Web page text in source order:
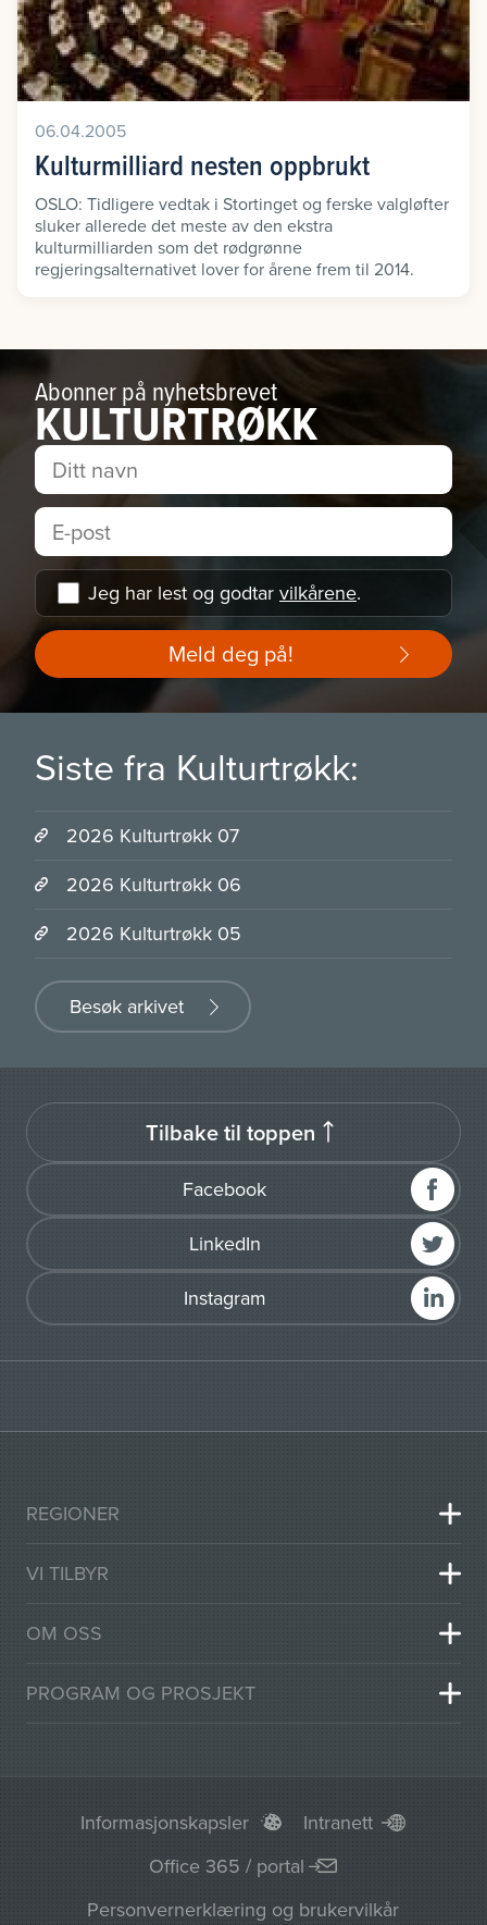
06.04.2005
Kulturmilliard nesten oppbrukt
OSLO: Tidligere vedtak i Stortinget og ferske valgløfter
sluker allerede det meste av den ekstra
kulturmilliarden som det rødgrønne
regjeringsalternativet lover for årene frem til 2014.
Abonner på nyhetsbrevet
KULTURTRØKK
Jeg har lest og godtar vilkårene.
Meld deg på!
Siste fra Kulturtrøkk:
2026 Kulturtrøkk 07
2026 Kulturtrøkk 06
2026 Kulturtrøkk 05
Besøk arkivet
Facebook
LinkedIn
Instagram
Tilbake til toppen
REGIONER
VI TILBYR
OM OSS
PROGRAM OG PROSJEKT
Informasjonskapsler
Intranett
Office 365 / portal
Personvernerklæring og brukervilkår